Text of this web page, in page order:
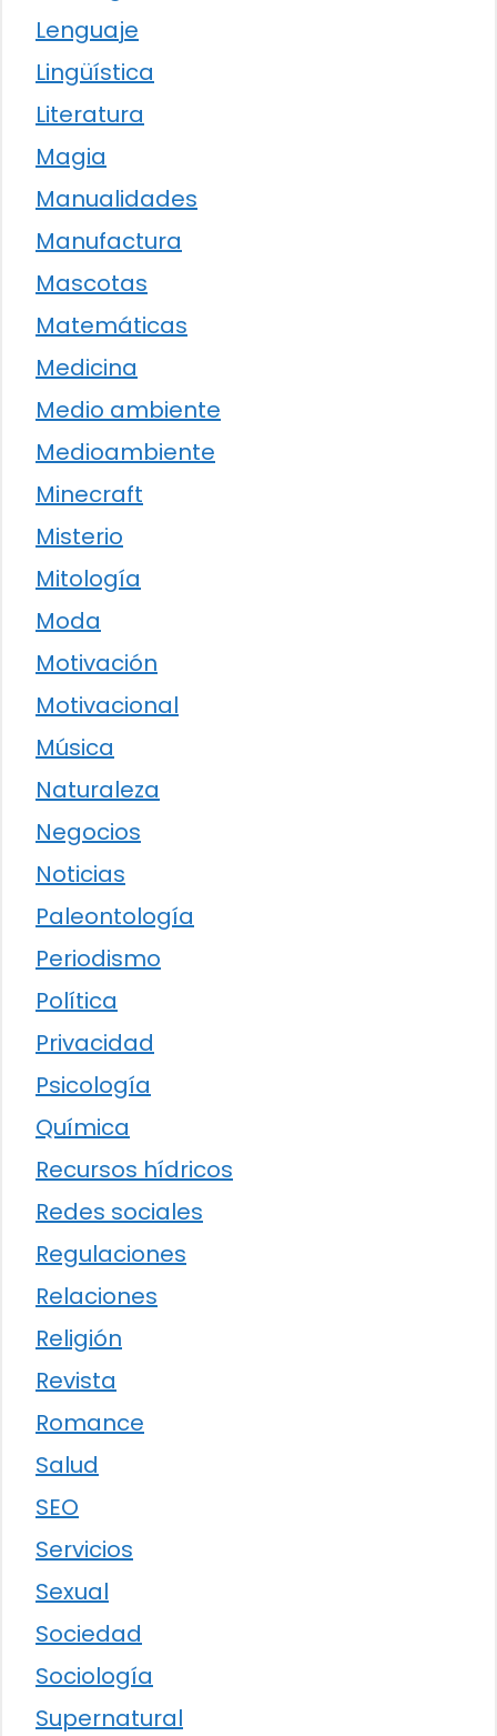
Lenguaje
Lingüística
Literatura
Magia
Manualidades
Manufactura
Mascotas
Matemáticas
Medicina
Medio ambiente
Medioambiente
Minecraft
Misterio
Mitología
Moda
Motivación
Motivacional
Música
Naturaleza
Negocios
Noticias
Paleontología
Periodismo
Política
Privacidad
Psicología
Química
Recursos hídricos
Redes sociales
Regulaciones
Relaciones
Religión
Revista
Romance
Salud
SEO
Servicios
Sexual
Sociedad
Sociología
Supernatural